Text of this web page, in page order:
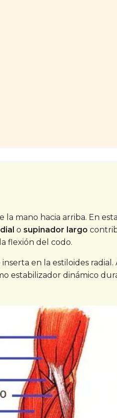
mano hacia arriba. En
o supinador largo
flexión del codo.
en la estiloides
estabilizador dinámico